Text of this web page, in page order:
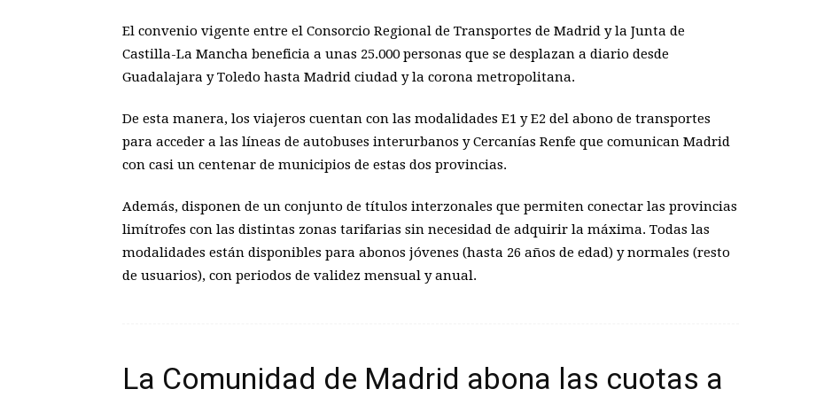
El convenio vigente entre el Consorcio Regional de Transportes de Madrid y la Junta de
Castilla-La Mancha beneficia a unas 25.000 personas que se desplazan a diario desde
Guadalajara y Toledo hasta Madrid ciudad y la corona metropolitana.
De esta manera, los viajeros cuentan con las modalidades E1 y E2 del abono de transportes
para acceder a las líneas de autobuses interurbanos y Cercanías Renfe que comunican Madrid
con casi un centenar de municipios de estas dos provincias.
Además, disponen de un conjunto de títulos interzonales que permiten conectar las provincias
limítrofes con las distintas zonas tarifarias sin necesidad de adquirir la máxima. Todas las
modalidades están disponibles para abonos jóvenes (hasta 26 años de edad) y normales (resto
de usuarios), con periodos de validez mensual y anual.
La Comunidad de Madrid abona las cuotas a